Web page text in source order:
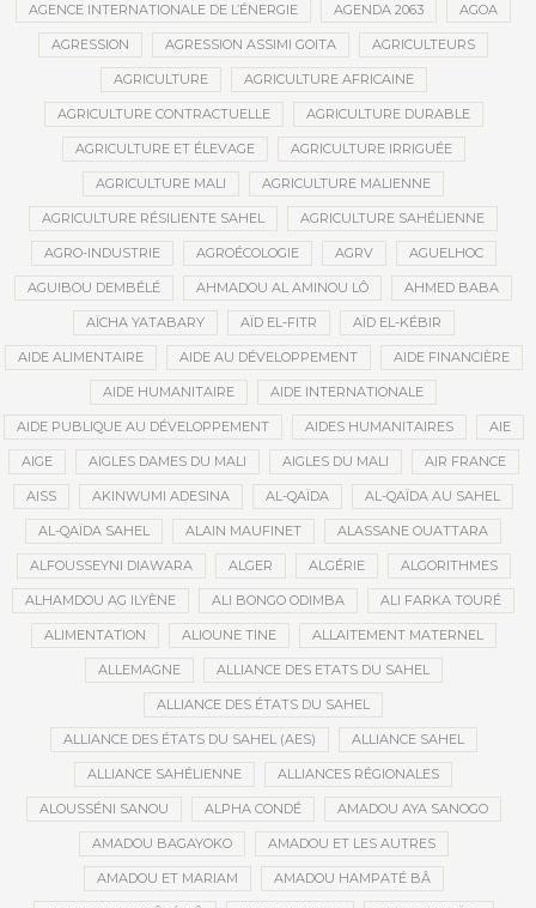
AGENCE INTERNATIONALE DE L’ÉNERGIE AGENDA 2063 AGOA
AGRESSION AGRESSION ASSIMI GOITA AGRICULTEURS
AGRICULTURE AGRICULTURE AFRICAINE
AGRICULTURE CONTRACTUELLE AGRICULTURE DURABLE
AGRICULTURE ET ÉLEVAGE AGRICULTURE IRRIGUÉE
AGRICULTURE MALI AGRICULTURE MALIENNE
AGRICULTURE RÉSILIENTE SAHEL AGRICULTURE SAHÉLIENNE
AGRO-INDUSTRIE AGROÉCOLOGIE AGRV AGUELHOC
AGUIBOU DEMBÉLÉ AHMADOU AL AMINOU LÔ AHMED BABA
AÏCHA YATABARY AÏD EL-FITR AÏD EL-KÉBIR
AIDE ALIMENTAIRE AIDE AU DÉVELOPPEMENT AIDE FINANCIÈRE
AIDE HUMANITAIRE AIDE INTERNATIONALE
AIDE PUBLIQUE AU DÉVELOPPEMENT AIDES HUMANITAIRES AIE
AIGE AIGLES DAMES DU MALI AIGLES DU MALI AIR FRANCE
AISS AKINWUMI ADESINA AL-QAÏDA AL-QAÏDA AU SAHEL
AL-QAÏDA SAHEL ALAIN MAUFINET ALASSANE OUATTARA
ALFOUSSEYNI DIAWARA ALGER ALGÉRIE ALGORITHMES
ALHAMDOU AG ILYÈNE ALI BONGO ODIMBA ALI FARKA TOURÉ
ALIMENTATION ALIOUNE TINE ALLAITEMENT MATERNEL
ALLEMAGNE ALLIANCE DES ETATS DU SAHEL
ALLIANCE DES ÉTATS DU SAHEL
ALLIANCE DES ÉTATS DU SAHEL (AES) ALLIANCE SAHEL
ALLIANCE SAHÉLIENNE ALLIANCES RÉGIONALES
ALOUSSÉNI SANOU ALPHA CONDÉ AMADOU AYA SANOGO
AMADOU BAGAYOKO AMADOU ET LES AUTRES
AMADOU ET MARIAM AMADOU HAMPATÉ BÂ